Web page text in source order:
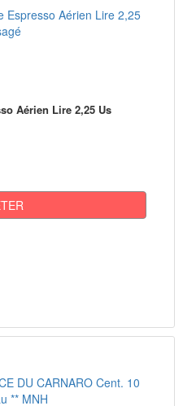
Aérien Lire 2,25 Us